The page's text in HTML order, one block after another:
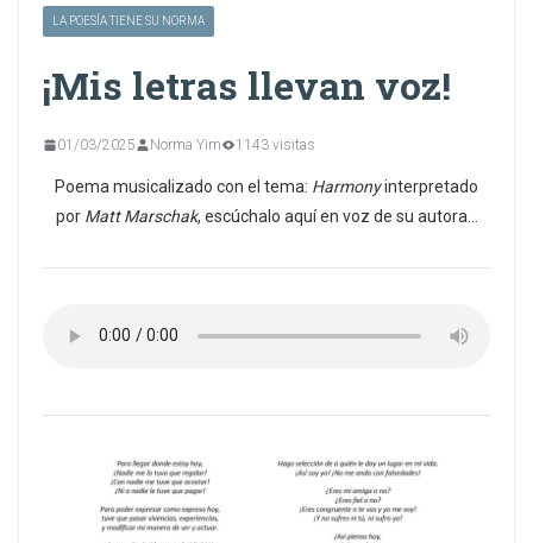
LA POESÍA TIENE SU NORMA
¡Mis letras llevan voz!
01/03/2025 Norma Yim 1143 visitas
Poema musicalizado con el tema: Harmonyinterpretado
por Matt Marschak, escúchalo aquí en voz de su autora…